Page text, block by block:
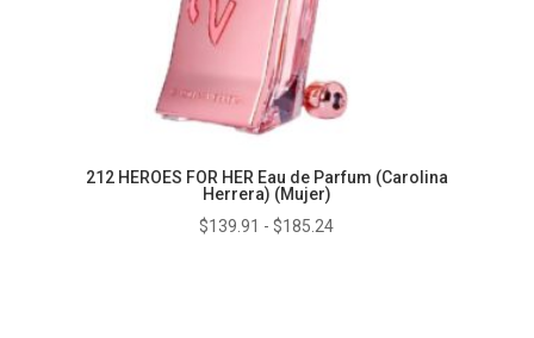
212 HEROES FOR HER Eau de Parfum (Carolina
Herrera) (Mujer)
$139.91 - $185.24Rango